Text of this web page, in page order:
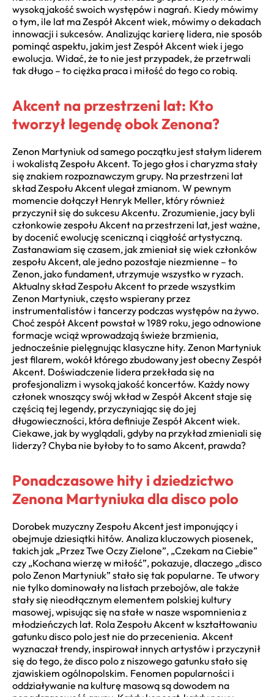
wysoką jakość swoich występów i nagrań. Kiedy mówimy
o tym, ile lat ma Zespół Akcent wiek, mówimy o dekadach
innowacji i sukcesów. Analizując karierę lidera, nie sposób
pominąć aspektu, jakim jest Zespół Akcent wiek i jego
ewolucja. Widać, że to nie jest przypadek, że przetrwali
tak długo – to ciężka praca i miłość do tego co robią.
Akcent na przestrzeni lat: Kto
tworzył legendę obok Zenona?
Zenon Martyniuk od samego początku jest stałym liderem
i wokalistą Zespołu Akcent. To jego głos i charyzma stały
się znakiem rozpoznawczym grupy. Na przestrzeni lat
skład Zespołu Akcent ulegał zmianom. W pewnym
momencie dołączył Henryk Meller, który również
przyczynił się do sukcesu Akcentu. Zrozumienie, jacy byli
członkowie zespołu Akcent na przestrzeni lat, jest ważne,
by docenić ewolucję sceniczną i ciągłość artystyczną.
Zastanawiam się czasem, jak zmieniał się wiek członków
zespołu Akcent, ale jedno pozostaje niezmienne – to
Zenon, jako fundament, utrzymuje wszystko w ryzach.
Aktualny skład Zespołu Akcent to przede wszystkim
Zenon Martyniuk, często wspierany przez
instrumentalistów i tancerzy podczas występów na żywo.
Choć zespół Akcent powstał w 1989 roku, jego odnowione
formacje wciąż wprowadzają świeże brzmienia,
jednocześnie pielęgnując klasyczne hity. Zenon Martyniuk
jest filarem, wokół którego zbudowany jest obecny Zespół
Akcent. Doświadczenie lidera przekłada się na
profesjonalizm i wysoką jakość koncertów. Każdy nowy
członek wnoszący swój wkład w Zespół Akcent staje się
częścią tej legendy, przyczyniając się do jej
długowieczności, która definiuje Zespół Akcent wiek.
Ciekawe, jak by wyglądali, gdyby na przykład zmieniali się
liderzy? Chyba nie byłoby to to samo Akcent, prawda?
Ponadczasowe hity i dziedzictwo
Zenona Martyniuka dla disco polo
Dorobek muzyczny Zespołu Akcent jest imponujący i
obejmuje dziesiątki hitów. Analiza kluczowych piosenek,
takich jak „Przez Twe Oczy Zielone”, „Czekam na Ciebie”
czy „Kochana wierzę w miłość”, pokazuje, dlaczego „disco
polo Zenon Martyniuk” stało się tak popularne. Te utwory
nie tylko dominowały na listach przebojów, ale także
stały się nieodłącznym elementem polskiej kultury
masowej, wpisując się na stałe w nasze wspomnienia z
młodzieńczych lat. Rola Zespołu Akcent w kształtowaniu
gatunku disco polo jest nie do przecenienia. Akcent
wyznaczał trendy, inspirował innych artystów i przyczynił
się do tego, że disco polo z niszowego gatunku stało się
zjawiskiem ogólnopolskim. Fenomen popularności i
oddziaływanie na kulturę masową są dowodem na